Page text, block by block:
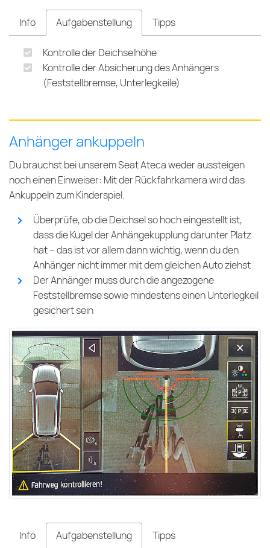
Info Aufgabenstellung Tipps
Kontrolle der Deichselhöhe
Kontrolle der Absicherung des Anhängers
(Feststellbremse, Unterlegkeile)
Anhänger ankuppeln
Du brauchst bei unserem Seat Ateca weder aussteigen
noch einen Einweiser: Mit der Rückfahrkamera wird das
Ankuppeln zum Kinderspiel.
Überprüfe, ob die Deichsel so hoch eingestellt ist,
dass die Kugel der Anhängekupplung darunter Platz
hat – das ist vor allem dann wichtig, wenn du den
Anhänger nicht immer mit dem gleichen Auto ziehst
Der Anhänger muss durch die angezogene
Feststellbremse sowie mindestens einen Unterlegkeil
gesichert sein
Info Aufgabenstellung Tipps